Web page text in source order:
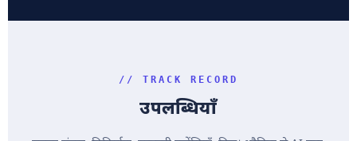
// TRACK RECORD
उपलब्धियाँ